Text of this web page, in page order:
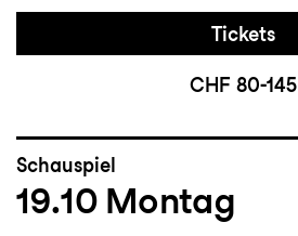
Tickets
CHF 80-145
Schauspiel
19.10 Montag